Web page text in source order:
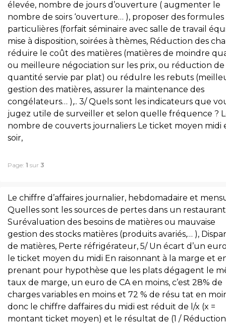
élevée, nombre de jours d’ouverture ( augmenter le
nombre de soirs ‘ouverture… ), proposer des formules
particulières (forfait séminaire avec salle de travail
mise à disposition, soirées à thèmes, Réduction des
réduire le coût des matières (matières de moindre
ou meilleure négociation sur les prix, ou réduction de
quantité servie par plat) ou rédulre les rebuts
gestion des matières, assurer la maintenance des
congélateurs… ),.. 3/ Quels sont les indicateurs que
jugez utile de surveiller et selon quelle fréquence ?
nombre de couverts journaliers Le ticket moyen midi
soir,
Page: 1 sur 3
Le chiffre d’affaires journalier, hebdomadaire et
Quelles sont les sources de pertes dans un
Surévaluation des besoins de matières ou mauvaise
gestion des stocks matières (produits avariés,… ),
de matières, Perte réfrigérateur, 5/ Un écart d’un
le ticket moyen du midi En raisonnant à la marge et
prenant pour hypothèse que les plats dégagent le
taux de marge, un euro de CA en moins, c’est 28% de
charges variables en moins et 72 % de résu tat en
donc le chiffre daffaires du midi est réduit de l/x (x =
montant ticket moyen) et le résultat de (1 /